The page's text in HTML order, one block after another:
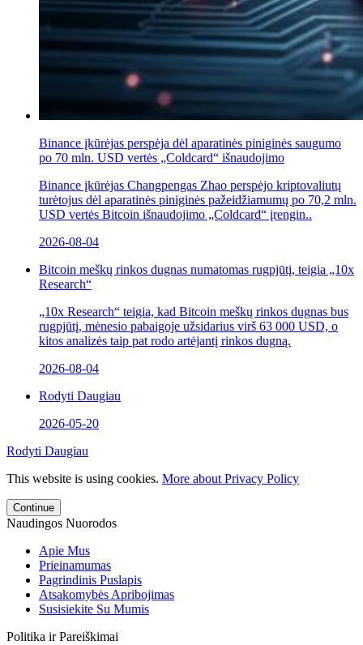
Binance įkūrėjas perspėja dėl aparatinės piniginės saugumo
po 70 mln. USD vertės „Coldcard“ išnaudojimo
Binance įkūrėjas Changpengas Zhao perspėjo kriptovaliutų
turėtojus dėl aparatinės piniginės pažeidžiamumų po 70,2 mln.
USD vertės Bitcoin išnaudojimo „Coldcard“ įrengin..
2026-08-04
Bitcoin meškų rinkos dugnas numatomas rugpjūtį, teigia „10x
Research“
„10x Research“ teigia, kad Bitcoin meškų rinkos dugnas bus
rugpjūtį, mėnesio pabaigoje užsidarius virš 63 000 USD, o
kitos analizės taip pat rodo artėjantį rinkos dugną.
2026-08-04
Rodyti Daugiau
2026-05-20
Rodyti Daugiau
This website is using cookies. More about Privacy Policy
Continue
Naudingos Nuorodos
Apie Mus
Prieinamumas
Pagrindinis Puslapis
Atsakomybės Apribojimas
Susisiekite Su Mumis
Politika ir Pareiškimai